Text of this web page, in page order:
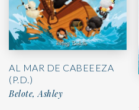
AL MAR DE CABEEEZA
(P.D.)
Belote, Ashley